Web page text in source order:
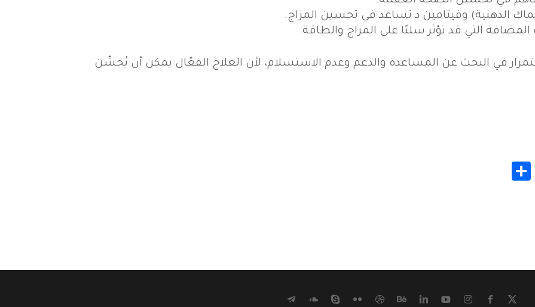
التي قد تؤثر سلبًا على المزاج والطاقة.
في البحث عن المساعدة والدعم وعدم الاستسلام، لأن العلاج الفعّال يمكن أن يُحسِّن
Gmail